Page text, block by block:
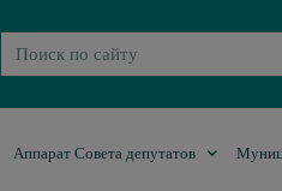
Аппарат Совета депутатов